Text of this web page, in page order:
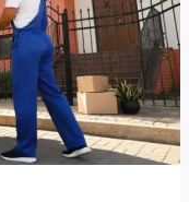
شركة
نقل
عفش
بالكويت؟
دليل
شامل